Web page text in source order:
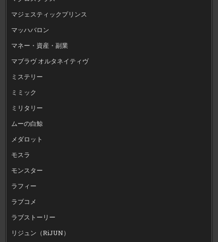
マジェスティックプリンス
マッハバロン
マネー・資産・副業
マブラヴ オルタネイティヴ
ミステリー
ミミック
ミリタリー
ムーの白鯨
メダロット
モスラ
モンスター
ラフィー
ラブコメ
ラブストーリー
リジュン（RiJUN）